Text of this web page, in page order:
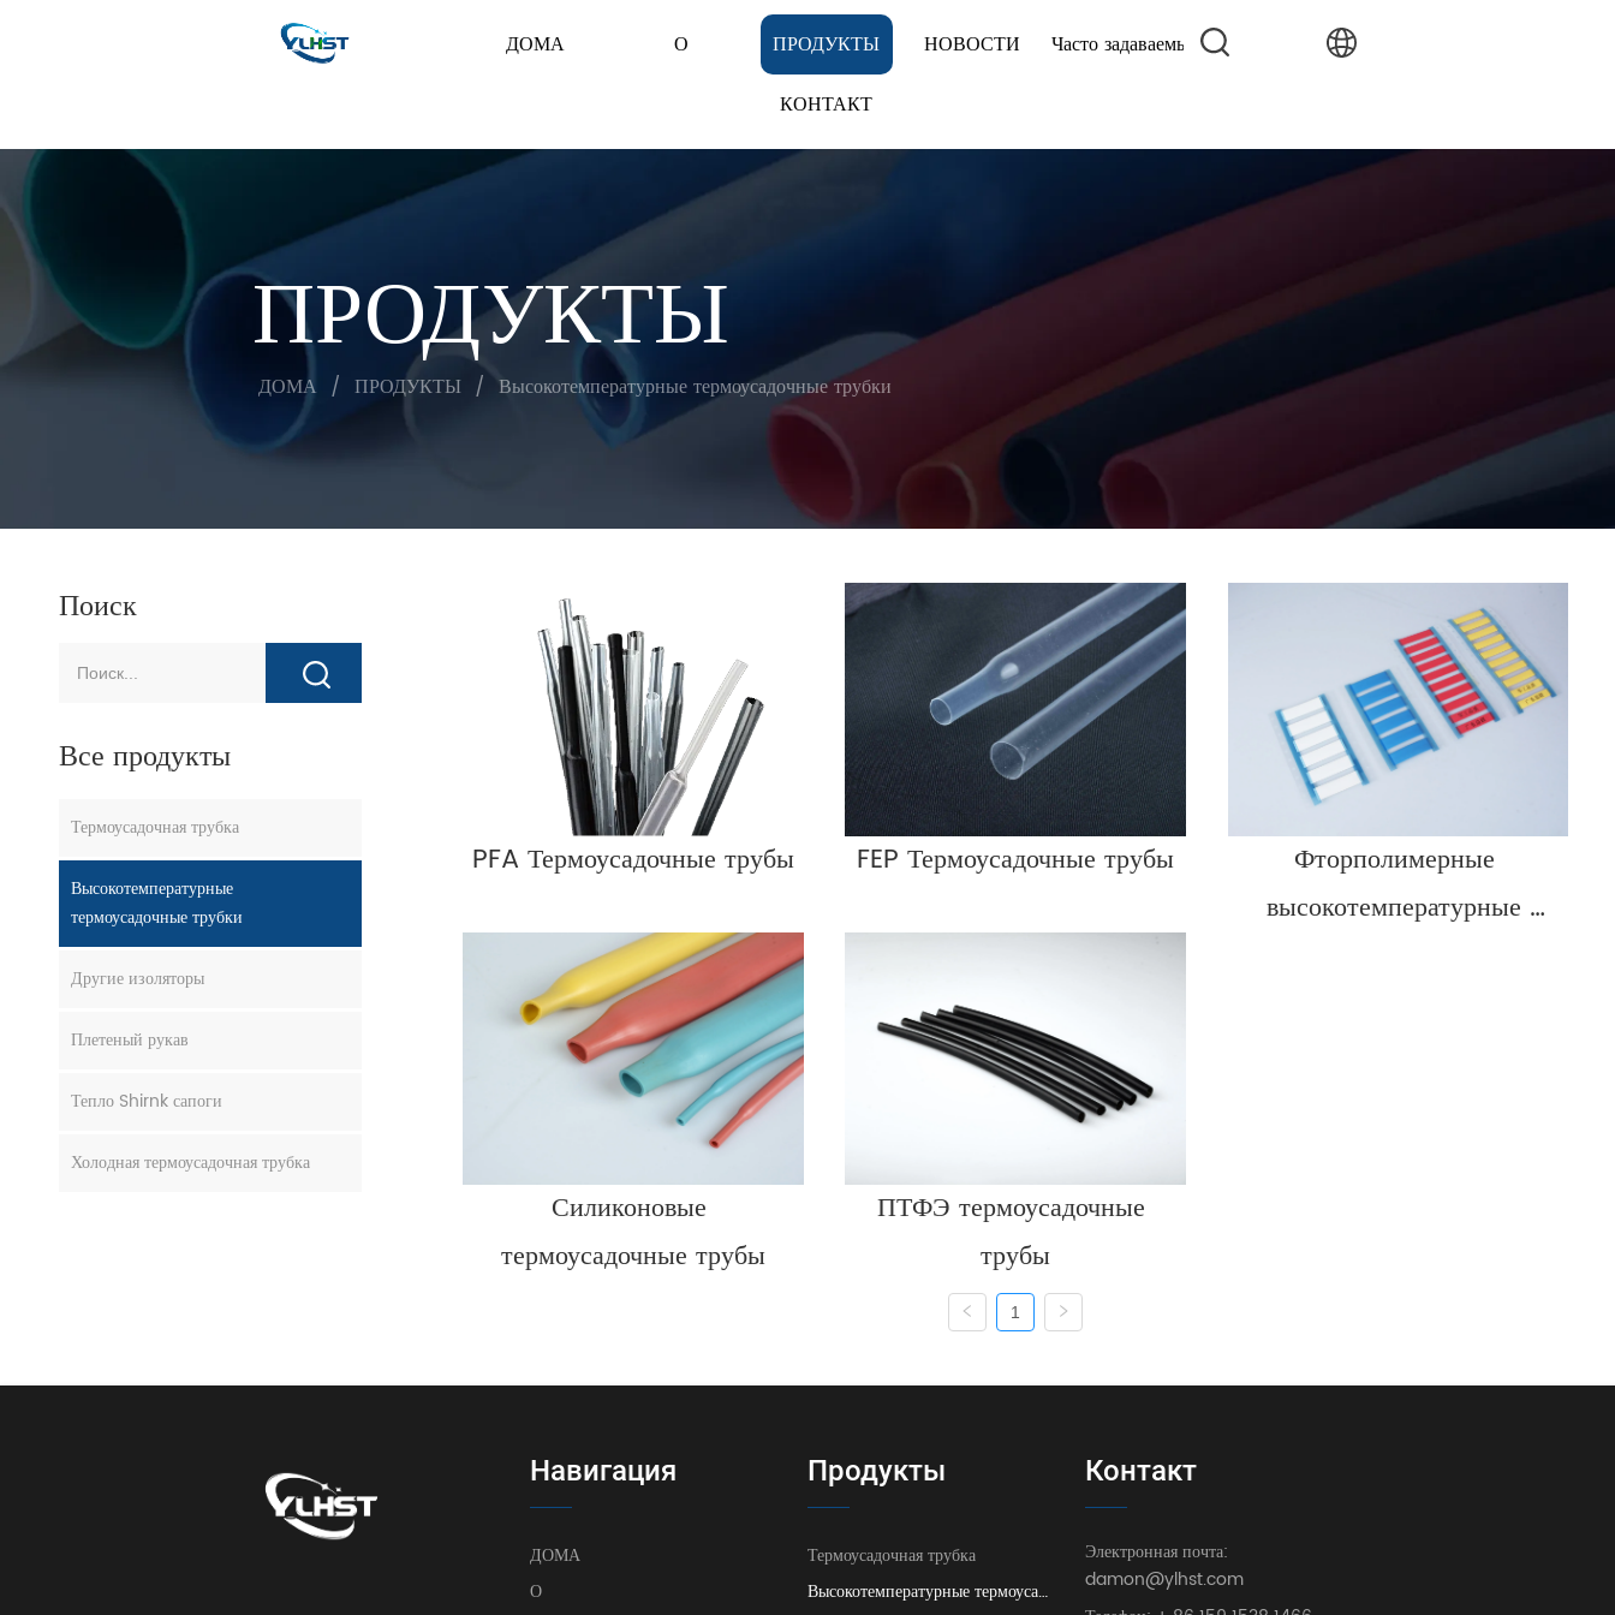
ДОМА О ПРОДУКТЫ НОВОСТИ
Часто задаваемые вопросы
КОНТАКТ
ПРОДУКТЫ
ДОМА / ПРОДУКТЫ / Высокотемпературные термоусадочные трубки
Поиск
Все продукты
Термоусадочная трубка
Высокотемпературные
термоусадочные трубки
Другие изоляторы
Плетеный рукав
Тепло Shirnk сапоги
Холодная термоусадочная трубка
PFA Термоусадочные трубы FEP Термоусадочные трубы
Фторполимерные
высокотемпературные
Силиконовые
термоусадочные трубы
ПТФЭ термоусадочные
трубы
1
Навигация
ДОМА
О
Продукты
Термоусадочная трубка
Высокотемпературные термоусадочные трубки
Контакт
Электронная почта:
damon@ylhst.com